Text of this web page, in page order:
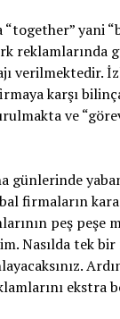
“together” yani
reklamlarında
verilmektedir.
karşı
ve
günlerinde
firmaların
peş peşe
Nasılda tek
ekstra